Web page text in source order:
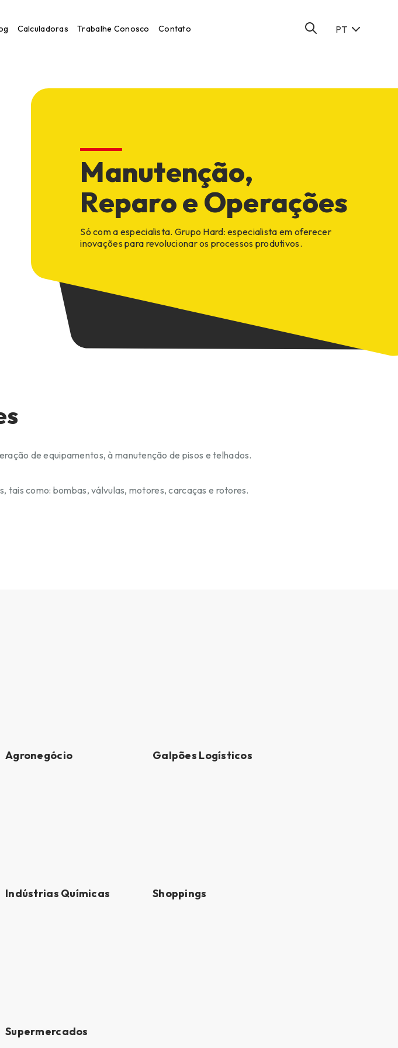
Calculadoras Trabalhe Conosco Contato PT
Manutenção,
Reparo e Operações
Só com a especialista. Grupo Hard: especialista em oferecer
inovações para revolucionar os processos produtivos.
de equipamentos, à manutenção de pisos e telhados.
tais como: bombas, válvulas, motores, carcaças e rotores.
Agronegócio Galpões Logísticos
Indústrias Químicas Shoppings
Supermercados